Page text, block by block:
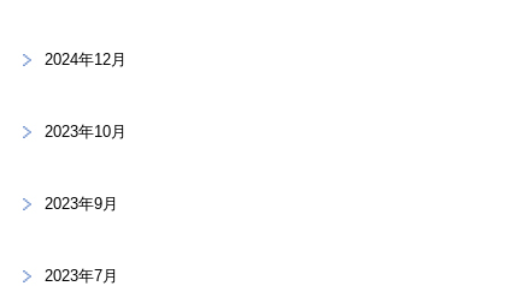
2024年12月
2023年10月
2023年9月
2023年7月